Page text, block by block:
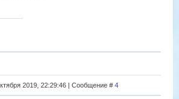
2019, 22:29:46 | Сообщение # 4